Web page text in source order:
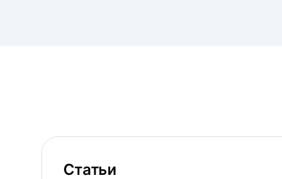
Статьи